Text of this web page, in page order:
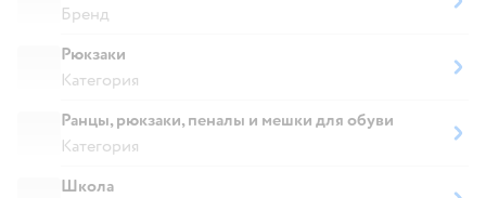
Бренд
Рюкзаки
Категория
Ранцы, рюкзаки, пеналы и мешки для обуви
Категория
Школа